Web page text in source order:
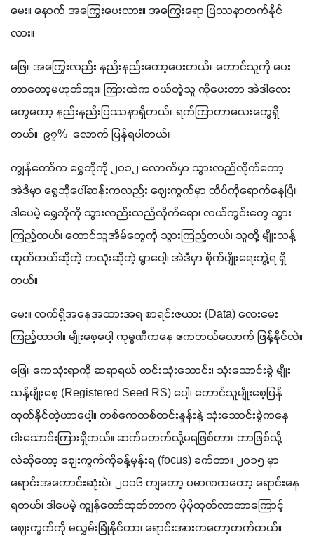
မေး။ နောက် အကြွေးပေးလား။ အကြွေးရော ပြဿနာတက်နိုင်
လား။
ဖြေ။ အကြွေးလည်း နည်းနည်းတော့ပေးတယ်။ တောင်သူကို ပေး
တာတော့မဟုတ်ဘူး။ ကြားထဲက ဝယ်တဲ့သူ ကိုပေးတာ အဲဒါလေး
တွေတော့ နည်းနည်းပြဿနာရှိတယ်။ ရက်ကြာတာလေးတွေရှိ
တယ်။  ၉၇%  လောက် ပြန်ရပါတယ်။
ကျွန်တော်က ရွှေဘိုကို ၂၀၁၂ လောက်မှာ သွားလည်လိုက်တော့
အဲဒီမှာ ရွေဘိုပေါ်ဆန်းကလည်း ဈေးကွက်မှာ ထိပ်ကိုရောက်နေပြီ။
ဒါပေမဲ့ ရွှေဘိုကို သွားလည်းလည်လိုက်ရော၊ လယ်ကွင်းတွေ သွား
ကြည့်တယ်၊ တောင်သူအိမ်တွေကို သွားကြည့်တယ်၊ သူတို့ မျိုးသန့်
ထုတ်တယ်ဆိုတဲ့ တလုံးဆိုတဲ့ ရွာပေါ့၊ အဲဒီမှာ စိုက်ပျိုးရေးဘွဲ့ရ ရှိ
တယ်။
မေး။ လက်ရှိအနေအထားအရ စာရင်းဇယား (Data) လေးမေး
ကြည့်တာပါ။ မျိုးစေ့ပေါ့ ကုမ္ပဏီကနေ ဧကဘယ်လောက် ဖြန့်နိုင်လဲ။
ဖြေ။ ဧကသုံးရာကို ဆရာရယ် တင်းသုံးသောင်း၊ သုံးသောင်းခွဲ မျိုး
သန့်မျိုးစေ့ (Registered Seed RS) ပေါ့၊ တောင်သူမျိုးစေ့ပြန်
ထုတ်နိုင်တဲ့ဟာပေါ့။ တစ်ဧကတစ်တင်းနှုန်းနဲ့ သုံးသောင်းခွဲကနေ
ငါးသောင်းကြားရှိတယ်။ ဆက်မတက်လို့မရဖြစ်တာ။ ဘာဖြစ်လို့
လဲဆိုတော့ ဈေးကွက်ကိုခန့်မှန်းရ (focus) ခက်တာ။ ၂၀၁၅ မှာ
ရောင်းအကောင်းဆုံးပဲ။ ၂၀၁၆ ကျတော့ ပမာဏကတော့ ရောင်းနေ
ရတယ်၊ ဒါပေမဲ့ ကျွန်တော်ထုတ်တာက ပိုပိုထုတ်လာတာကြောင့်
ဈေးကွက်ကို မလွှမ်းခြုံနိုင်တာ၊ ရောင်းအားကတော့တက်တယ်။